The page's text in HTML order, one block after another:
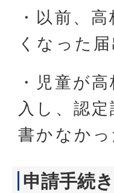
・以前、
くなった
・児童が
入し、認
書かなかっ
申請手続